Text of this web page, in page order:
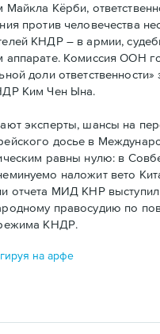
Кёрби,
против человечества
КНДР – в армии,
аппарате. Комиссия ООН
доли ответственности»
Ким Чен Ына.
эксперты, шансы на
досье в
равны нулю: в
наложит вето
отчета МИД КНР
правосудию по
КНДР.
на арфе